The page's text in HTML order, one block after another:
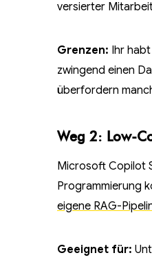
versierter
Grenzen: Ihr
zwingend einen
überfordern
Weg 2: Low-
Microsoft Copilot
Programmierung
eigene RAG-
Geeignet für: